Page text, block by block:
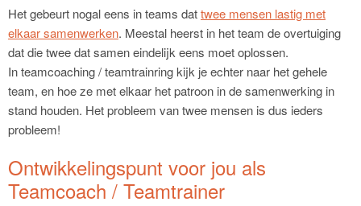
Het gebeurt nogal eens in teams dattwee mensen lastig met
elkaar samenwerken. Meestal heerst in het team de overtuiging
dat die twee dat samen eindelijk eens moet oplossen.
In teamcoaching / teamtrainring kijk je echter naar het gehele
team, en hoe ze met elkaar het patroon in de samenwerking in
stand houden. Het probleem van twee mensen is dus ieders
probleem!
Ontwikkelingspunt voor jou als
Teamcoach / Teamtrainer